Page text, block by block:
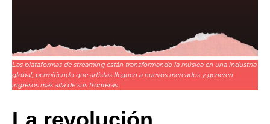
Las plataformas de streaming están transformando la música en una industria
global, permitiendo que artistas lleguen a nuevos mercados y generen
ingresos más allá de sus fronteras.